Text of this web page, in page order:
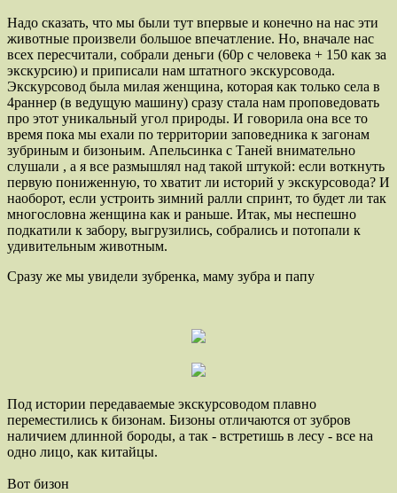
Надо сказать, что мы были тут впервые и конечно на нас эти
животные произвели большое впечатление. Но, вначале нас
всех пересчитали, собрали деньги (60р с человека + 150 как за
экскурсию) и приписали нам штатного экскурсовода.
Экскурсовод была милая женщина, которая как только села в
4раннер (в ведущую машину) сразу стала нам проповедовать
про этот уникальный угол природы. И говорила она все то
время пока мы ехали по территории заповедника к загонам
зубриным и бизоньим. Апельсинка с Таней внимательно
слушали , а я все размышлял над такой штукой: если воткнуть
первую пониженную, то хватит ли историй у экскурсовода? И
наоборот, если устроить зимний ралли спринт, то будет ли так
многословна женщина как и раньше. Итак, мы неспешно
подкатили к забору, выгрузились, собрались и потопали к
удивительным животным.
Сразу же мы увидели зубренка, маму зубра и папу
Под истории передаваемые экскурсоводом плавно
переместились к бизонам. Бизоны отличаются от зубров
наличием длинной бороды, а так - встретишь в лесу - все на
одно лицо, как китайцы.
Вот бизон